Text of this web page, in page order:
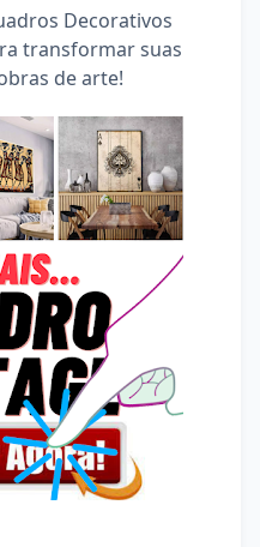
Decorativos
transformar suas
de arte!